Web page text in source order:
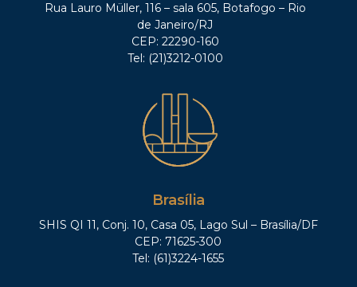
Rua Lauro Müller, 116 – sala 605, Botafogo – Rio
de Janeiro/RJ
CEP: 22290-160
Tel: (21)3212-0100
Brasília
SHIS QI 11, Conj. 10, Casa 05, Lago Sul – Brasília/DF
CEP: 71625-300
Tel: (61)3224-1655